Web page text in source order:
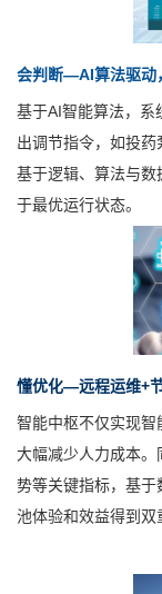
会判断—AI算法驱动
基于AI智能算法，系
出调节指令，如投
基于逻辑、算法与
于最优运行状态。
懂优化—远程运维+
智能中枢不仅实现智
大幅减少人力成本
势等关键指标，基
池体验和效益得到双